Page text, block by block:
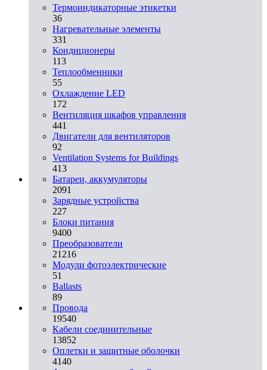
Термоиндикаторные этикетки
36
Нагревательные элементы
331
Кондиционеры
113
Теплообменники
55
Охлаждение LED
172
Вентиляция шкафов управления
441
Двигатели для вентиляторов
92
Ventilation Systems for Buildings
413
Батареи, аккумуляторы
2091
Зарядные устройства
227
Блоки питания
9400
Преобразователи
21216
Модули фотоэлектрические
51
Ballasts
89
Провода
19540
Кабели соединительные
13852
Оплетки и защитные оболочки
4140